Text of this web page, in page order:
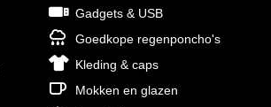
Gadgets & USB
Goedkope regenponcho's
Kleding & caps
Mokken en glazen